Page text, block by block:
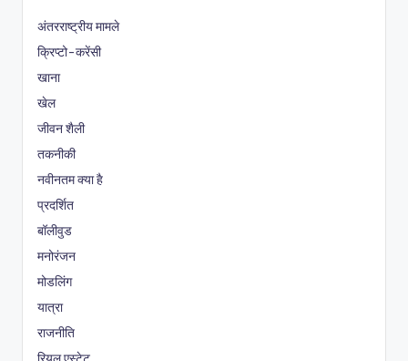
अंतरराष्ट्रीय मामले
क्रिप्टो-करेंसी
खाना
खेल
जीवन शैली
तकनीकी
नवीनतम क्या है
प्रदर्शित
बॉलीवुड
मनोरंजन
मोडलिंग
यात्रा
राजनीति